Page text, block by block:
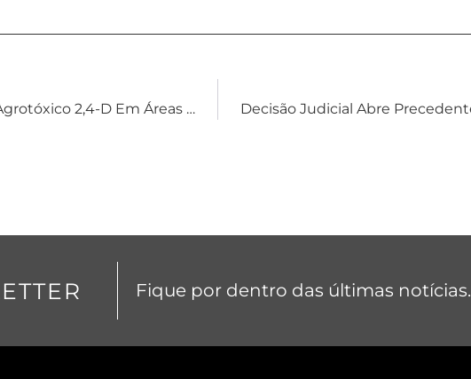
Justiça Do RS Decide Sobre Uso Do Agrotóxico 2,4-D Em Áreas Próximas A Plantações De Uva E Maçã
Fique por dentro das últimas notícias.